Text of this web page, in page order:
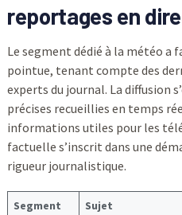
reportages en
Le segment dédié à la météo a
pointue, tenant compte des
experts du journal. La diffusion
précises recueillies en temps
informations utiles pour les
factuelle s’inscrit dans une
rigueur journalistique.
Segment Sujet